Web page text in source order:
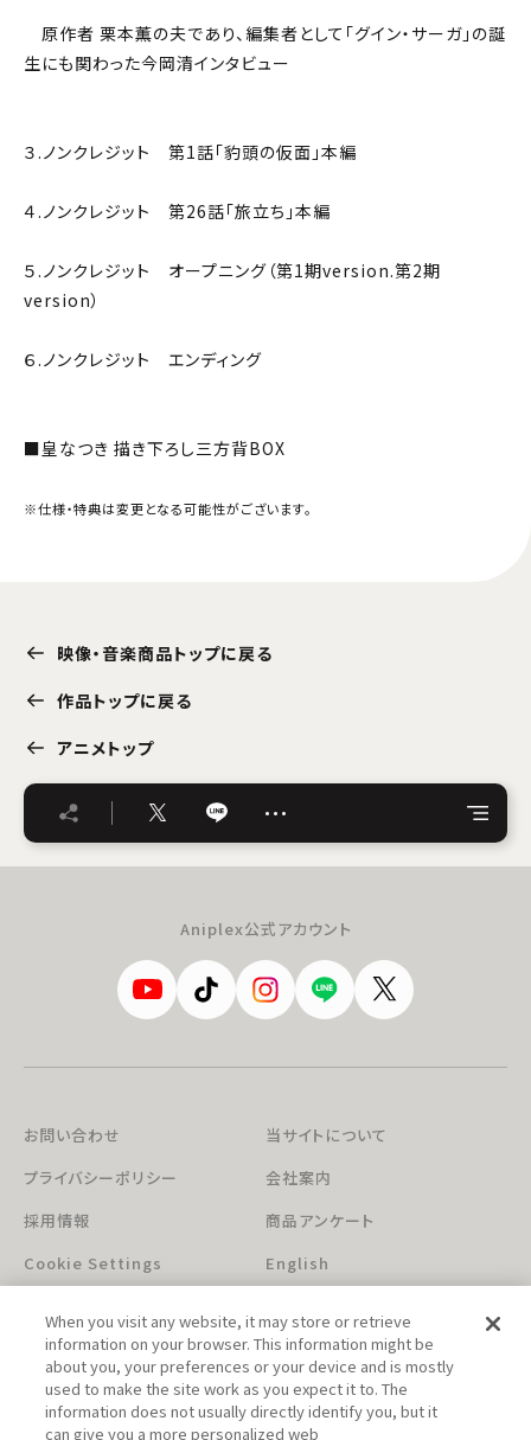
原作者 栗本薫の夫であり、編集者として「グイン・サーガ」の誕
生にも関わった今岡清インタビュー
３.ノンクレジット 第1話「豹頭の仮面」本編
４.ノンクレジット 第26話「旅立ち」本編
５.ノンクレジット オープニング（第1期version.第2期
version）
６.ノンクレジット エンディング
■皇なつき 描き下ろし三方背BOX
※仕様・特典は変更となる可能性がございます。
映像・音楽商品トップに戻る
作品トップに戻る
アニメトップ
…
Aniplex公式アカウント
お問い合わせ
当サイトについて
プライバシーポリシー
会社案内
採用情報
商品アンケート
Cookie Settings
English
When you visit any website, it may store or retrieve
information on your browser. This information might be
about you, your preferences or your device and is mostly
used to make the site work as you expect it to. The
information does not usually directly identify you, but it
can give you a more personalized web